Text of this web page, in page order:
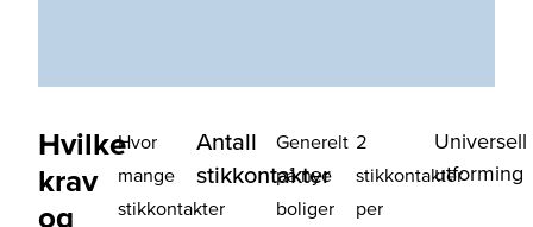
Hvilke
krav
og
Hvor
mange
stikkontakter
Antall
stikkontakter
Generelt
på nye
boliger
2
stikkontakter
per
Universell
utforming